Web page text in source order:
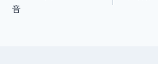
音